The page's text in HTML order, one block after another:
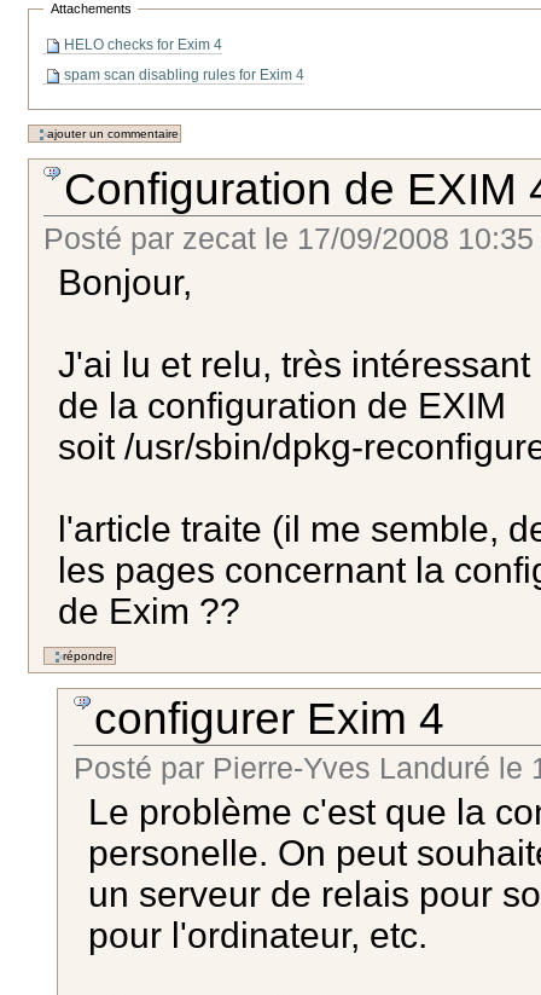
Attachements
HELO checks for Exim 4
spam scan disabling rules for Exim 4
Configuration de EXIM
Posté par zecat le 17/09/2008 10:35
Bonjour,
J'ai lu et relu, très
de la configuration de EXIM
soit /usr/sbin/dpkg-
l'article traite (il me semble,
les pages concernant la
de Exim ??
configurer Exim 4
Posté par Pierre-Yves Landuré le
Le problème c'est que la
personelle. On peut
un serveur de relais pour
pour l'ordinateur, etc.